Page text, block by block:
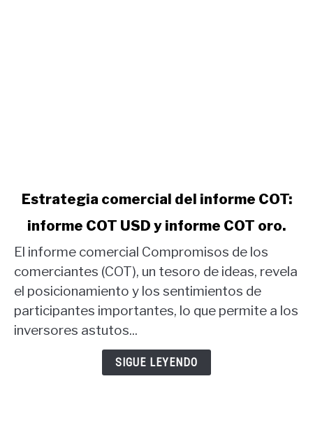
link
Estrategia
comercial
del
informe
COT:
informe
COT
Estrategia comercial del informe COT:
informe COT USD y informe COT oro.
El informe comercial Compromisos de los
comerciantes (COT), un tesoro de ideas, revela
el posicionamiento y los sentimientos de
participantes importantes, lo que permite a los
inversores astutos...
SIGUE LEYENDO